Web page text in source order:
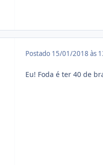
Postado 15/01/2018 às
Eu! Foda é ter 40 de